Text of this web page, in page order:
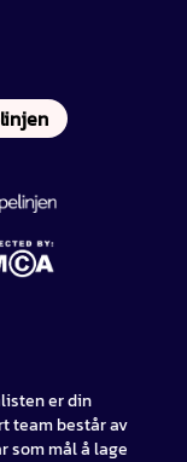
er din
team består av
som mål å lage